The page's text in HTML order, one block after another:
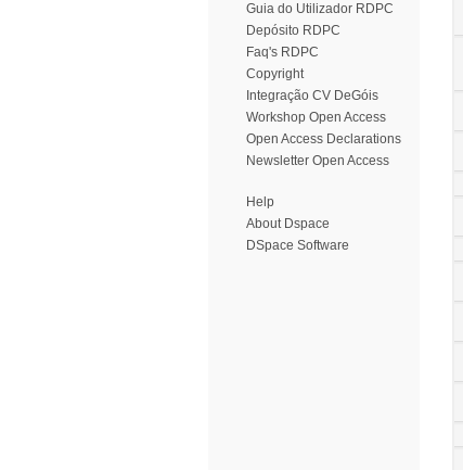
Guia do Utilizador RDPC
Depósito RDPC
Faq's RDPC
Copyright
Integração CV DeGóis
Workshop Open Access
Open Access Declarations
Newsletter Open Access
Help
About Dspace
DSpace Software